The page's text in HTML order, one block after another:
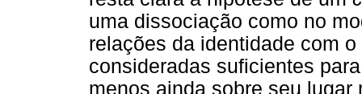
uma dissociação como no
relações da identidade com
consideradas suficientes
menos ainda sobre seu